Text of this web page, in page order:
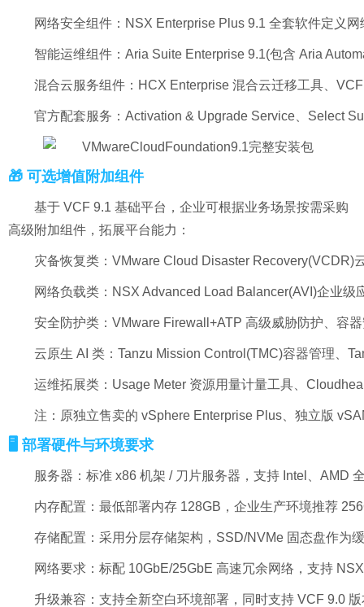
网络安全组件：NSX Enterprise Plus 9.1 全套软件定义
智能运维组件：Aria Suite Enterprise 9.1(包含 Aria
混合云服务组件：HCX Enterprise 混合云迁移工具、
官方配套服务：Activation & Upgrade Service、Select
🎁 可选增值附加组件
基于 VCF 9.1 基础平台，企业可根据业务场景按需采购
高级附加组件，拓展平台能力：
灾备恢复类：VMware Cloud Disaster Recovery(VCDR)
网络负载类：NSX Advanced Load Balancer(AVI)企业级
安全防护类：VMware Firewall+ATP 高级威胁防护、容
云原生 AI 类：Tanzu Mission Control(TMC)容器管理、
运维拓展类：Usage Meter 资源用量计量工具、
注：原独立售卖的 vSphere Enterprise Plus、独立版
🖥️ 部署硬件与环境要求
服务器：标准 x86 机架 / 刀片服务器，支持 Intel、AMD
内存配置：最低部署内存 128GB，企业生产环境推荐
存储配置：采用分层存储架构，SSD/NVMe 固态盘作为
网络要求：标配 10GbE/25GbE 高速冗余网络，支持
升级兼容：支持全新空白环境部署，同时支持 VCF 9.0